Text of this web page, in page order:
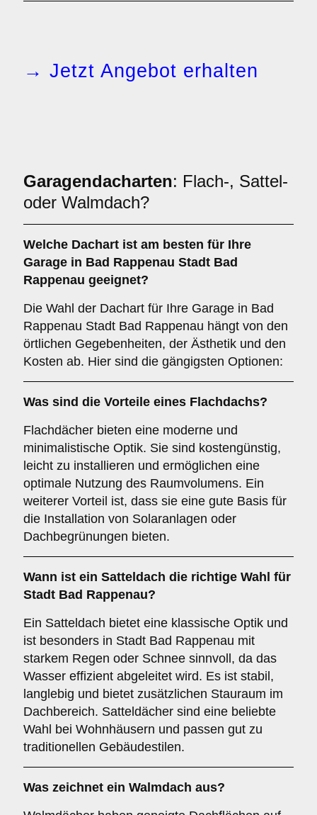
→ Jetzt Angebot erhalten
Garagendacharten: Flach-, Sattel-
oder Walmdach?
Welche Dachart ist am besten für Ihre
Garage in Bad Rappenau Stadt Bad
Rappenau geeignet?
Die Wahl der Dachart für Ihre Garage in Bad
Rappenau Stadt Bad Rappenau hängt von den
örtlichen Gegebenheiten, der Ästhetik und den
Kosten ab. Hier sind die gängigsten Optionen:
Was sind die Vorteile eines Flachdachs?
Flachdächer bieten eine moderne und
minimalistische Optik. Sie sind kostengünstig,
leicht zu installieren und ermöglichen eine
optimale Nutzung des Raumvolumens. Ein
weiterer Vorteil ist, dass sie eine gute Basis für
die Installation von Solaranlagen oder
Dachbegrünungen bieten.
Wann ist ein Satteldach die richtige Wahl für
Stadt Bad Rappenau?
Ein Satteldach bietet eine klassische Optik und
ist besonders in Stadt Bad Rappenau mit
starkem Regen oder Schnee sinnvoll, da das
Wasser effizient abgeleitet wird. Es ist stabil,
langlebig und bietet zusätzlichen Stauraum im
Dachbereich. Satteldächer sind eine beliebte
Wahl bei Wohnhäusern und passen gut zu
traditionellen Gebäudestilen.
Was zeichnet ein Walmdach aus?